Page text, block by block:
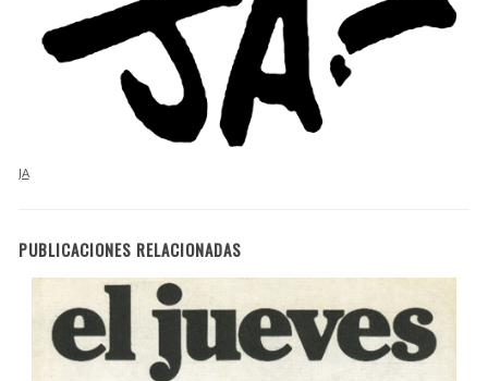
JA
PUBLICACIONES RELACIONADAS